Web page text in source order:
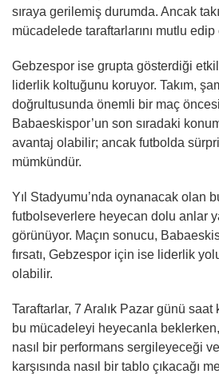
sıraya gerilemiş durumda. Ancak
mücadelede taraftarlarını mutlu edip
Gebzespor ise grupta gösterdiği
liderlik koltuğunu koruyor. Takım,
doğrultusunda önemli bir maç
Babaeskispor’un son sıradaki
avantaj olabilir; ancak futbolda
mümkündür.
Yıl Stadyumu’nda oynanacak olan
futbolseverlere heyecan dolu anlar
görünüyor. Maçın sonucu,
fırsatı, Gebzespor için ise liderlik
olabilir.
Taraftarlar, 7 Aralık Pazar günü
bu mücadeleyi heyecanla
nasıl bir performans sergileyeceği
karşısında nasıl bir tablo çıkacağı